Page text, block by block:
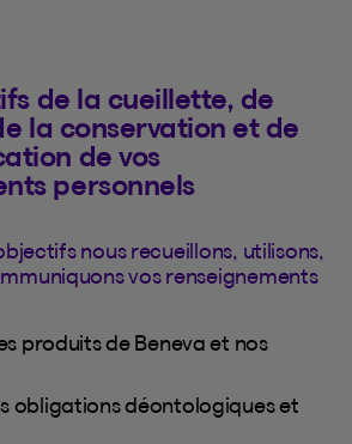
de la cueillette, de
la conservation et de
de vos
personnels
nous recueillons, utilisons,
vos renseignements
produits de Beneva et nos
obligations déontologiques et